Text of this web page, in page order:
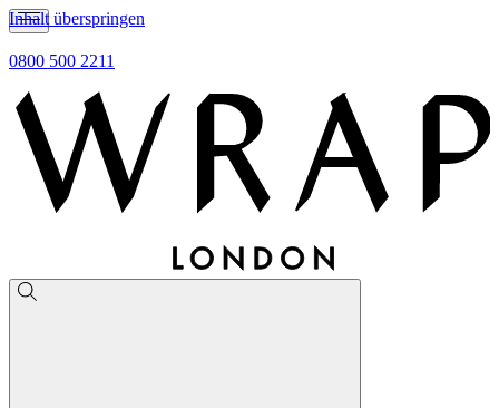
Inhalt überspringen
0800 500 2211